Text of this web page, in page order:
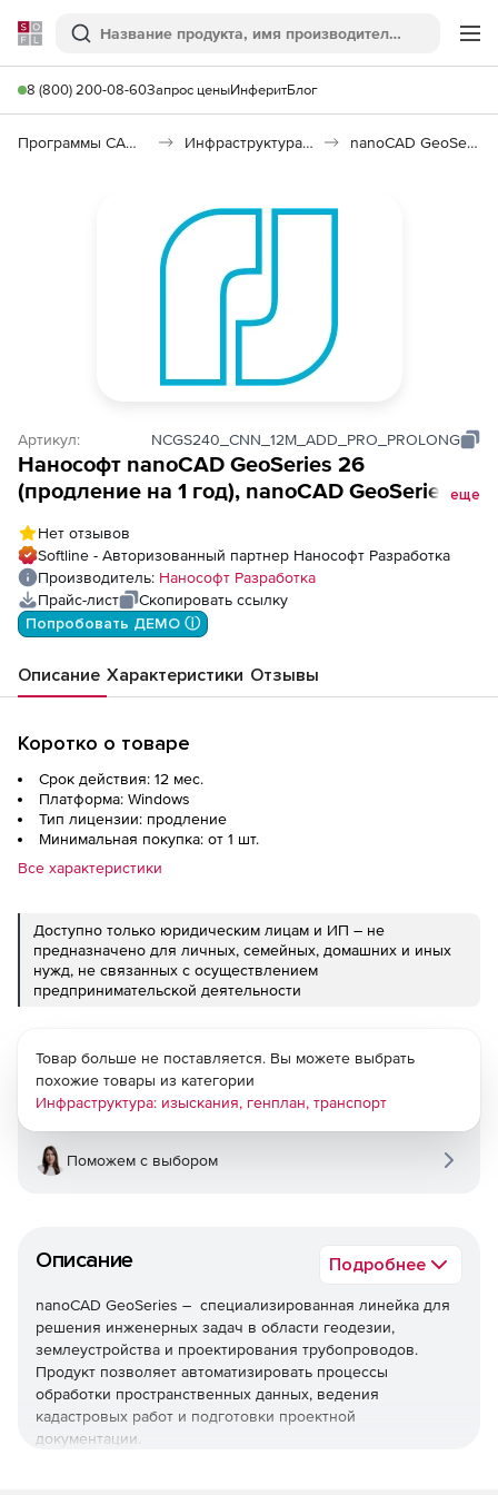
Softline
Поиск
8 (800) 200-08-60Запрос ценыИнферитБлог
Программы САПР и ГИС Инфраструктура: изыскания, генплан, транспорт nanoCAD GeoSeries 26
Артикул: NCGS240_CNN_12M_ADD_PRO_PROLONG
Нанософт nanoCAD GeoSeries 26
(продление на 1 год), nanoCAD GeoSeries
(доп. место) на 1 год
еще
Нет отзывов
Softline - Авторизованный партнер Нанософт Разработка
Производитель: Нанософт Разработка
Прайс-лист
Скопировать ссылку
Попробовать ДЕМО ⓘ
Описание Характеристики Отзывы
Коротко о товаре
Срок действия: 12 мес.
Платформа: Windows
Тип лицензии: продление
Минимальная покупка: от 1 шт.
Все характеристики
Доступно только юридическим лицам и ИП – не
предназначено для личных, семейных, домашних и иных
нужд, не связанных с осуществлением
предпринимательской деятельности
Описание Подробнее
nanoCAD GeoSeries – специализированная линейка для
решения инженерных задач в области геодезии,
землеустройства и проектирования трубопроводов.
Продукт позволяет автоматизировать процессы
обработки пространственных данных, ведения
кадастровых работ и подготовки проектной
документации.
Товар больше не поставляется. Вы можете выбрать
похожие товары из категории
Инфраструктура: изыскания, генплан, транспорт
Поможем с выбором